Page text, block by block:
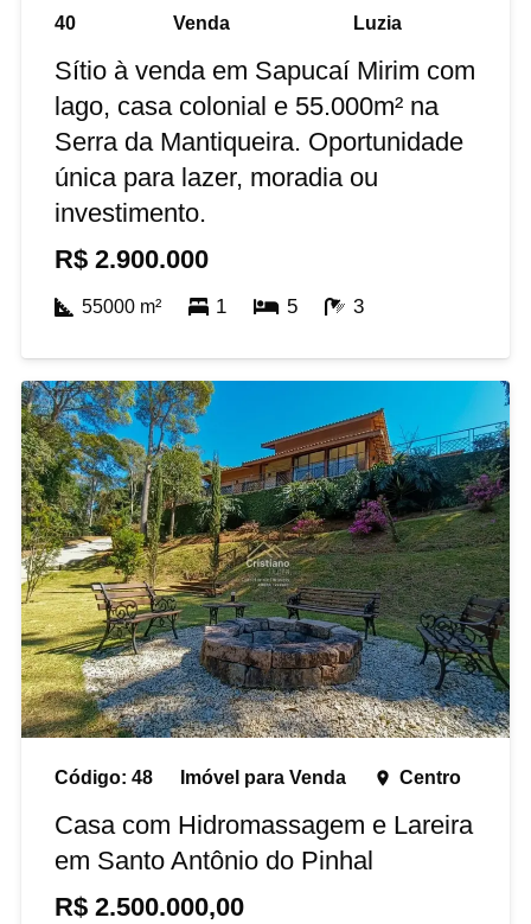
40
Venda
Luzia
Sítio à venda em Sapucaí Mirim com
lago, casa colonial e 55.000m² na
Serra da Mantiqueira. Oportunidade
única para lazer, moradia ou
investimento.
R$2.900.000
55000m² 1 5 3
Código:48 Imóvel paraVenda place Centro
Casa com Hidromassagem e Lareira
em Santo Antônio do Pinhal
R$2.500.000,00